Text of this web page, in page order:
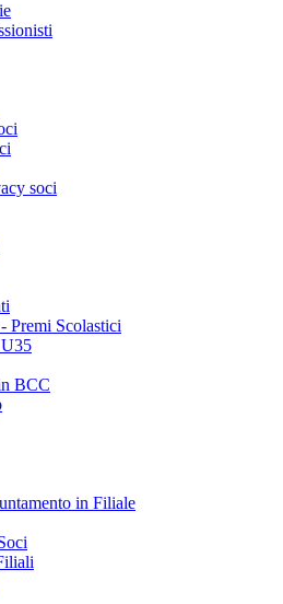
soci
Premi Scolastici
BCC
in Filiale